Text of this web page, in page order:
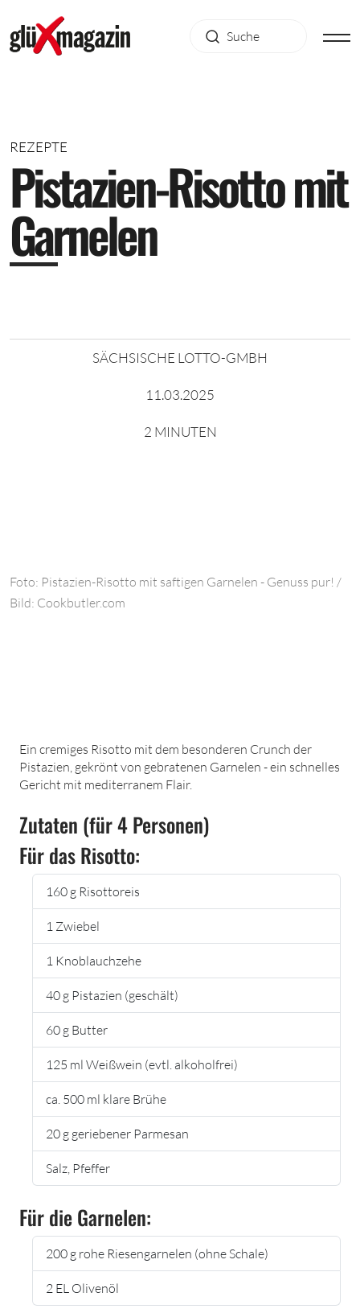
REZEPTE
Pistazien-Risottomit
Garnelen
SÄCHSISCHE LOTTO-GMBH
11.03.2025
2 MINUTEN
Foto: Pistazien-Risotto mit saftigen Garnelen - Genuss pur! /
Bild: Cookbutler.com
Ein cremiges Risotto mit dem besonderen Crunch der
Pistazien, gekrönt von gebratenen Garnelen - ein schnelles
Gericht mit mediterranem Flair.
Zutaten (für 4 Personen)
Für das Risotto:
160 g Risottoreis
1 Zwiebel
1 Knoblauchzehe
40 g Pistazien (geschält)
60 g Butter
125 ml Weißwein (evtl. alkoholfrei)
ca. 500 ml klare Brühe
20 g geriebener Parmesan
Salz, Pfeffer
Für die Garnelen:
200 g rohe Riesengarnelen (ohne Schale)
2 EL Olivenöl